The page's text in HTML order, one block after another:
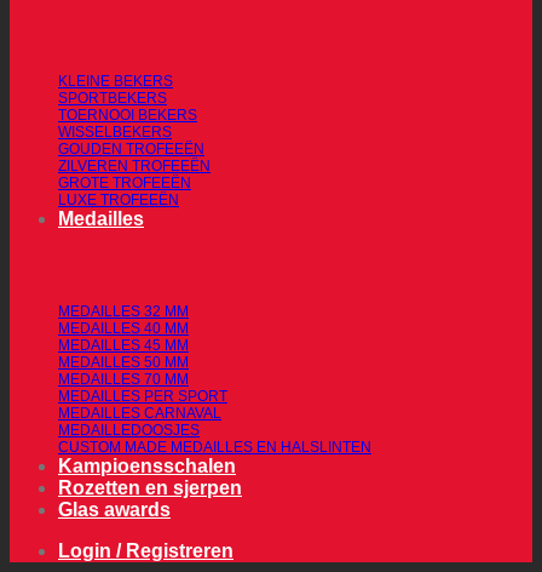
KLEINE BEKERS
SPORTBEKERS
TOERNOOI BEKERS
WISSELBEKERS
GOUDEN TROFEEËN
ZILVEREN TROFEEËN
GROTE TROFEEËN
LUXE TROFEEËN
Medailles
MEDAILLES 32 MM
MEDAILLES 40 MM
MEDAILLES 45 MM
MEDAILLES 50 MM
MEDAILLES 70 MM
MEDAILLES PER SPORT
MEDAILLES CARNAVAL
MEDAILLEDOOSJES
CUSTOM MADE MEDAILLES EN HALSLINTEN
Kampioensschalen
Rozetten en sjerpen
Glas awards
Login / Registreren